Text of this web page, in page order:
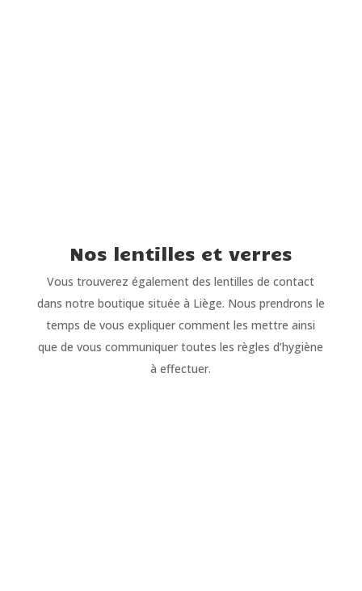
Nos lentilles et verres
Vous trouverez également des lentilles de contact
dans notre boutique située à Liège. Nous prendrons le
temps de vous expliquer comment les mettre ainsi
que de vous communiquer toutes les règles d’hygiène
à effectuer.